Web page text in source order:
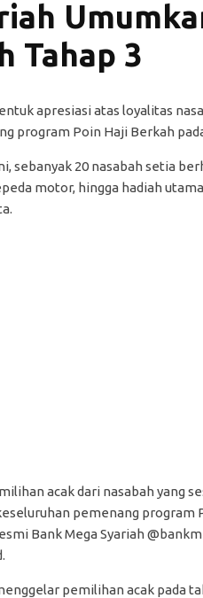
Tahap 3
apresiasi atas loyalitas
program Poin Haji Berkah
sebanyak 20 nasabah setia
motor, hingga hadiah
acak dari nasabah yang
pemenang program
Bank Mega Syariah
pemilihan acak pada